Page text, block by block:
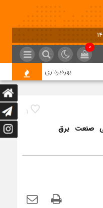
0
بهره‌برداری ظرفیت 95 مگاواتی نیروگاه خورشیدی شمس‌آباد در آینده نزدیک
1
صنعت برق